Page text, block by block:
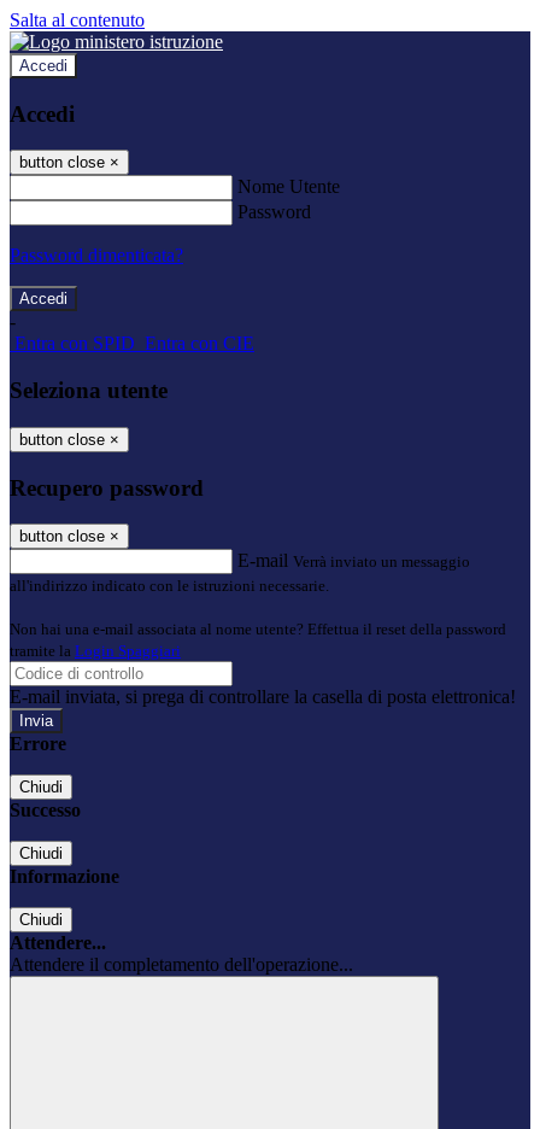
Salta al contenuto
Accedi
Accedi
button close ×
Nome Utente
Password
Password dimenticata?
-
Entra con SPID Entra con CIE
Seleziona utente
button close ×
Recupero password
button close ×
E-mail Verrà inviato un messaggio
all'indirizzo indicato con le istruzioni necessarie.
Non hai una e-mail associata al nome utente? Effettua il reset della password
tramite la Login Spaggiari
E-mail inviata, si prega di controllare la casella di posta elettronica!
Errore
Chiudi
Successo
Chiudi
Informazione
Chiudi
Attendere...
Attendere il completamento dell'operazione...